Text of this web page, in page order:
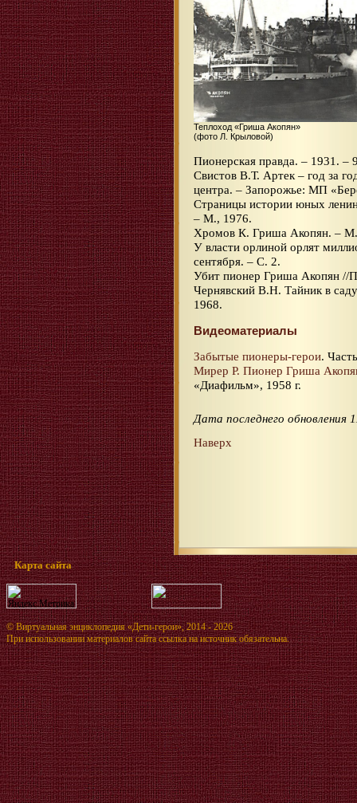
Теплоход «Гриша Акопян»
(фото Л. Крыловой)
Пионерская правда. – 1931. –
Свистов В.Т. Артек – год за
центра. – Запорожье: МП
Страницы истории юных
– М., 1976.
Хромов К. Гриша Акопян. –
У власти орлиной орлят
сентября. – С. 2.
Убит пионер Гриша Акопян //
Чернявский В.Н. Тайник в
1968.
Видеоматериалы
Забытые пионеры-герои.
Мирер Р. Пионер Гриша
«Диафильм», 1958 г.
Дата последнего обновления
Наверх
Карта сайта
©Виртуальная энциклопедия «Дети-герои», 2014 - 2026
При использовании материалов сайта ссылка на источник обязательна.